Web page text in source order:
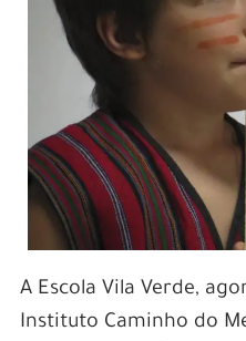
A Escola Vila Verde,
Instituto Caminho do